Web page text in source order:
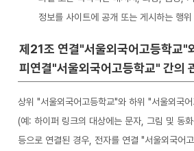
정보를 사이트에 공개 또는 게시하는 행위
제21조 연결"서울외국어고등학교"
피연결"서울외국어고등학교" 간의
상위 "서울외국어고등학교"와 하위 "서울외국
(예: 하이퍼 링크의 대상에는 문자, 그림 및 동
등으로 연결된 경우, 전자를 연결 "서울외국어